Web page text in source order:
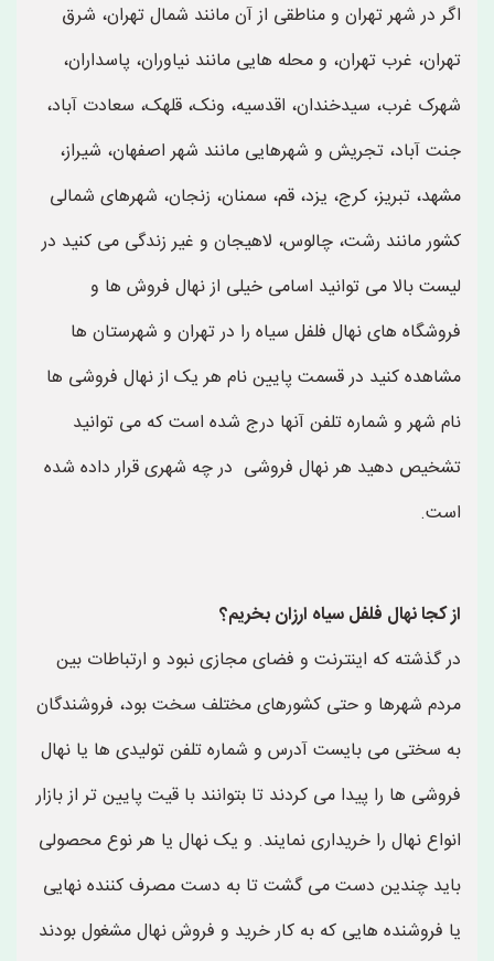
اگر در شهر تهران و مناطقی از آن مانند شمال تهران، شرق
تهران، غرب تهران، و محله هایی مانند نیاوران، پاسداران،
شهرک غرب، سیدخندان، اقدسیه، ونک، قلهک، سعادت آباد،
جنت آباد، تجریش و شهرهایی مانند شهر اصفهان، شیراز،
مشهد، تبریز، کرج، یزد، قم، سمنان، زنجان، شهرهای شمالی
کشور مانند رشت، چالوس، لاهیجان و غیر زندگی می کنید در
لیست بالا می توانید اسامی خیلی از نهال فروش ها و
فروشگاه های نهال فلفل سیاه را در تهران و شهرستان ها
مشاهده کنید در قسمت پایین نام هر یک از نهال فروشی ها
نام شهر و شماره تلفن آنها درج شده است که می توانید
تشخیص دهید هر نهال فروشی در چه شهری قرار داده شده
است.
از کجا نهال فلفل سیاه ارزان بخریم؟
در گذشته که اینترنت و فضای مجازی نبود و ارتباطات بین
مردم شهرها و حتی کشورهای مختلف سخت بود، فروشندگان
به سختی می بایست آدرس و شماره تلفن تولیدی ها یا نهال
فروشی ها را پیدا می کردند تا بتوانند با قیت پایین تر از بازار
انواع نهال را خریداری نمایند. و یک نهال یا هر نوع محصولی
باید چندین دست می گشت تا به دست مصرف کننده نهایی
یا فروشنده هایی که به کار خرید و فروش نهال مشغول بودند